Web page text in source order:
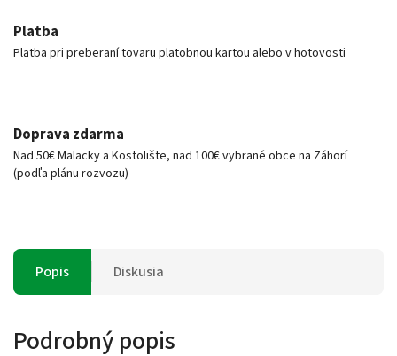
Platba
Platba pri preberaní tovaru platobnou kartou alebo v hotovosti
Doprava zdarma
Nad 50€ Malacky a Kostolište, nad 100€ vybrané obce na Záhorí
(podľa plánu rozvozu)
Popis Diskusia
Podrobný popis